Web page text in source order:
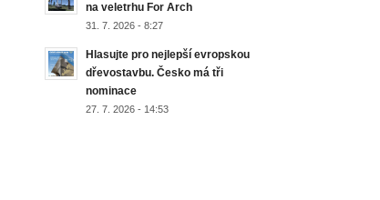
na veletrhu For Arch
31. 7. 2026 - 8:27
Hlasujte pro nejlepší evropskou
dřevostavbu. Česko má tři
nominace
27. 7. 2026 - 14:53